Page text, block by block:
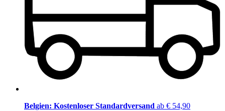
Belgien: Kostenloser Standardversand ab € 54,90